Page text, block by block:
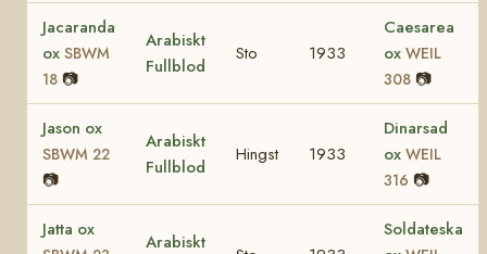
Jacaranda
ox SBWM
18 📷
Arabiskt
Fullblod
Sto 1933
Caesarea
ox WEIL
308 📷
Jason ox
SBWM 22
📷
Arabiskt
Fullblod
Hingst 1933
Dinarsad
ox WEIL
316 📷
Jatta ox
Arabiskt
Soldateska